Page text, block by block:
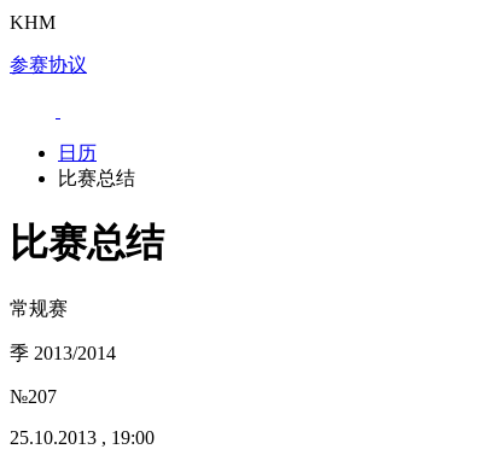
KHM
参赛协议
日历
比赛总结
比赛总结
常规赛
季 2013/2014
№207
25.10.2013 , 19:00